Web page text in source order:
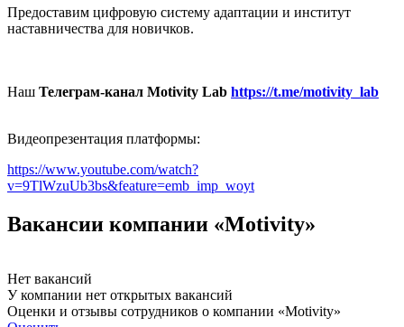
Предоставим цифровую систему адаптации и институт
наставничества для новичков.
Наш Телеграм-канал Motivity Lab https://t.me/motivity_lab
Видеопрезентация платформы:
https://www.youtube.com/watch?
v=9TlWzuUb3bs&feature=emb_imp_woyt
Вакансии компании «Motivity»
Нет вакансий
У компании нет открытых вакансий
Оценки и отзывы сотрудников о компании «Motivity»